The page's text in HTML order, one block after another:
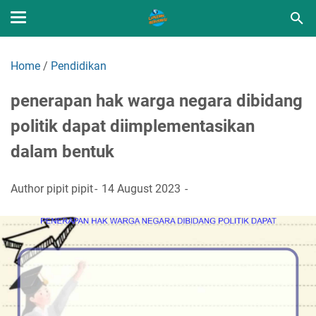
Home / Pendidikan
penerapan hak warga negara dibidang
politik dapat diimplementasikan
dalam bentuk
Author pipit pipit 14 August 2023